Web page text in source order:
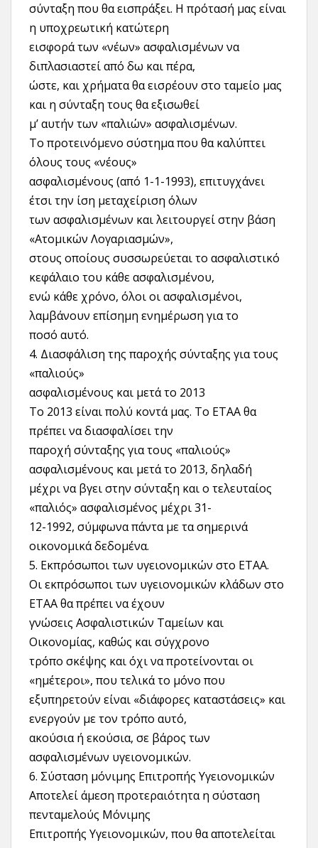
σύνταξη που θα εισπράξει. Η πρότασή μας είναι
η υποχρεωτική κατώτερη
εισφορά των «νέων» ασφαλισμένων να
διπλασιαστεί από δω και πέρα,
ώστε, και χρήματα θα εισρέουν στο ταμείο μας
και η σύνταξη τους θα εξισωθεί
μ’ αυτήν των «παλιών» ασφαλισμένων.
Το προτεινόμενο σύστημα που θα καλύπτει
όλους τους «νέους»
ασφαλισμένους (από 1-1-1993), επιτυγχάνει
έτσι την ίση μεταχείριση όλων
των ασφαλισμένων και λειτουργεί στην βάση
«Ατομικών Λογαριασμών»,
στους οποίους συσσωρεύεται το ασφαλιστικό
κεφάλαιο του κάθε ασφαλισμένου,
ενώ κάθε χρόνο, όλοι οι ασφαλισμένοι,
λαμβάνουν επίσημη ενημέρωση για το
ποσό αυτό.
4. Διασφάλιση της παροχής σύνταξης για τους
«παλιούς»
ασφαλισμένους και μετά το 2013
Το 2013 είναι πολύ κοντά μας. Το ΕΤΑΑ θα
πρέπει να διασφαλίσει την
παροχή σύνταξης για τους «παλιούς»
ασφαλισμένους και μετά το 2013, δηλαδή
μέχρι να βγει στην σύνταξη και ο τελευταίος
«παλιός» ασφαλισμένος μέχρι 31-
12-1992, σύμφωνα πάντα με τα σημερινά
οικονομικά δεδομένα.
5. Εκπρόσωποι των υγειονομικών στο ΕΤΑΑ.
Οι εκπρόσωποι των υγειονομικών κλάδων στο
ΕΤΑΑ θα πρέπει να έχουν
γνώσεις Ασφαλιστικών Ταμείων και
Οικονομίας, καθώς και σύγχρονο
τρόπο σκέψης και όχι να προτείνονται οι
«ημέτεροι», που τελικά το μόνο που
εξυπηρετούν είναι «διάφορες καταστάσεις» και
ενεργούν με τον τρόπο αυτό,
ακούσια ή εκούσια, σε βάρος των
ασφαλισμένων υγειονομικών.
6. Σύσταση μόνιμης Επιτροπής Υγειονομικών
Αποτελεί άμεση προτεραιότητα η σύσταση
πενταμελούς Μόνιμης
Επιτροπής Υγειονομικών, που θα αποτελείται